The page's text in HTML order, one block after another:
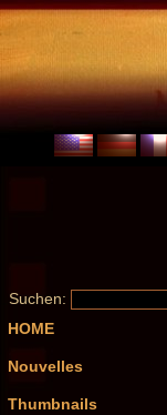
Suchen:
HOME
Nouvelles
Thumbnails